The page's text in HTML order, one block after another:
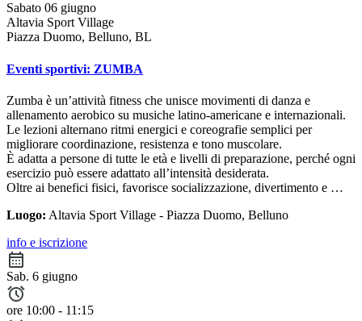
Sabato 06 giugno
Altavia Sport Village
Piazza Duomo, Belluno, BL
Eventi sportivi: ZUMBA
Zumba è un’attività fitness che unisce movimenti di danza e
allenamento aerobico su musiche latino-americane e internazionali.
Le lezioni alternano ritmi energici e coreografie semplici per
migliorare coordinazione, resistenza e tono muscolare.
È adatta a persone di tutte le età e livelli di preparazione, perché ogni
esercizio può essere adattato all’intensità desiderata.
Oltre ai benefici fisici, favorisce socializzazione, divertimento e …
Luogo: Altavia Sport Village - Piazza Duomo, Belluno
info e iscrizione
Sab. 6 giugno
ore 10:00 - 11:15